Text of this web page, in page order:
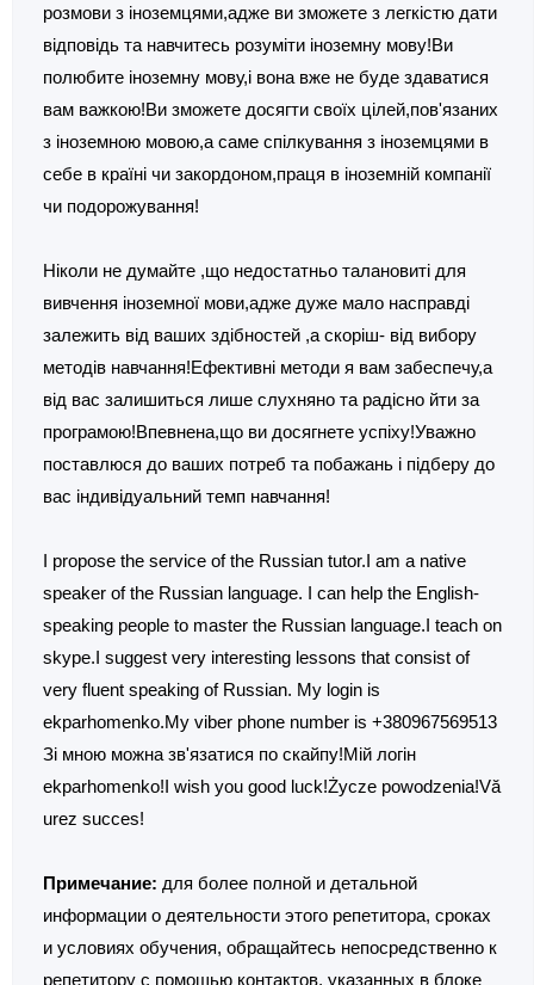
розмови з іноземцями,адже ви зможете з легкістю дати
відповідь та навчитесь розуміти іноземну мову!Ви
полюбите іноземну мову,і вона вже не буде здаватися
вам важкою!Ви зможете досягти своїх цілей,пов'язаних
з іноземною мовою,а саме спілкування з іноземцями в
себе в країні чи закордоном,праця в іноземній компанії
чи подорожування!
Ніколи не думайте ,що недостатньо талановиті для
вивчення іноземної мови,адже дуже мало насправді
залежить від ваших здібностей ,а скоріш- від вибору
методів навчання!Ефективні методи я вам забеспечу,а
від вас залишиться лише слухняно та радісно йти за
програмою!Впевнена,що ви досягнете успіху!Уважно
поставлюся до ваших потреб та побажань і підберу до
вас індивідуальний темп навчання!
I propose the service of the Russian tutor.I am a native
speaker of the Russian language. I can help the English-
speaking people to master the Russian language.I teach on
skype.I suggest very interesting lessons that consist of
very fluent speaking of Russian. My login is
ekparhomenko.My viber phone number is +380967569513
Зі мною можна зв'язатися по скайпу!Мій логін
ekparhomenko!I wish you good luck!Życze powodzenia!Vă
urez succes!
Примечание: для более полной и детальной
информации о деятельности этого репетитора, сроках
и условиях обучения, обращайтесь непосредственно к
репетитору с помощью контактов, указанных в блоке